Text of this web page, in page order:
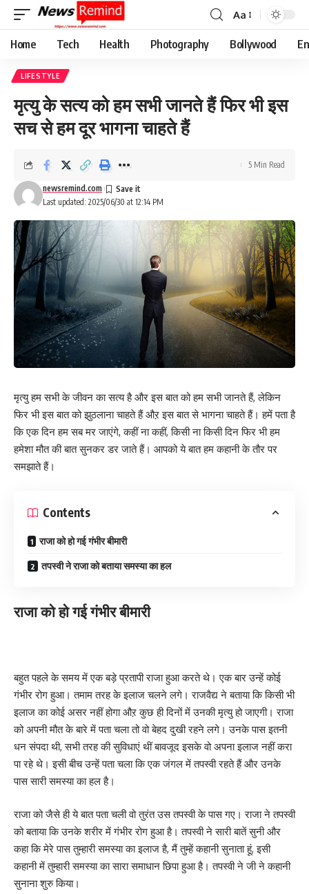
Font
Resizer
Aa
Home Tech Health Photography Bollywood
LIFESTYLE
मृत्यु के सत्य को हम सभी जानते हैं फिर भी इस
सच से हम दूर भागना चाहते हैं
Last updated: 2025/06/30 at 12:14 PM
newsremind.com
5 Min Read
मृत्यु हम सभी के जीवन का सत्य है और इस बात को हम सभी जानते हैं, लेकिन
फिर भी इस बात को झुठलाना चाहते हैं औऱ इस बात से भागना चाहते हैं। हमें पता है
कि एक दिन हम सब मर जाएंगे, कहीं ना कहीं, किसी ना किसी दिन फिर भी हम
हमेशा मौत की बात सुनकर डर जाते हैं। आपको ये बात हम कहानी के तौर पर
समझाते हैं।
Contents
राजा को हो गई गंभीर बीमारी
तपस्वी ने राजा को बताया समस्या का हल
राजा को हो गई गंभीर बीमारी
बहुत पहले के समय में एक बड़े प्रतापी राजा हुआ करते थे। एक बार उन्हें कोई
गंभीर रोग हुआ। तमाम तरह के इलाज चलने लगे। राजवैद्य ने बताया कि किसी भी
इलाज का कोई असर नहीं होगा औऱ कुछ ही दिनों में उनकी मृत्यु हो जाएगी। राजा
को अपनी मौत के बारे में पता चला तो वो बेहद दुखी रहने लगे। उनके पास इतनी
धन संपदा थी, सभी तरह की सुविधाएं थीं बावजूद इसके वो अपना इलाज नहीं करा
पा रहे थे। इसी बीच उन्हें पता चला कि एक जंगल में तपस्वी रहते हैं और उनके
पास सारी समस्या का हल है।
राजा को जैसे ही ये बात पता चली वो तुरंत उस तपस्वी के पास गए। राजा ने तपस्वी
को बताया कि उनके शरीर में गंभीर रोग हुआ है। तपस्वी ने सारी बातें सुनी और
कहा कि मेरे पास तुम्हारी समस्या का इलाज है, मैं तुम्हें कहानी सुनाता हूं, इसी
कहानी में तुम्हारी समस्या का सारा समाधान छिपा हुआ है। तपस्वी ने जी ने कहानी
सुनाना शुरु किया।